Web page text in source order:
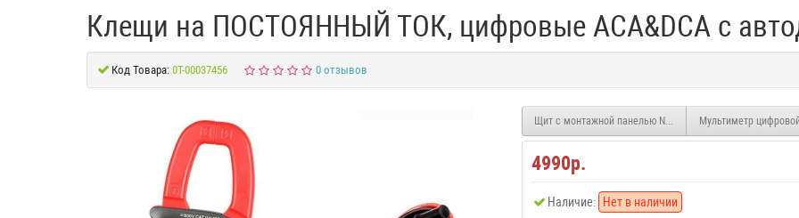
Клещи на ПОСТОЯННЫЙ ТОК, цифровые ACA&DCA с
Код Товара: 0Т-00037456 0 отзывов
Щит с монтажной панелью NXW5-4030/20 IP54 (CHINT)
Мультиметр
4990р.
Наличие: Нет в наличии